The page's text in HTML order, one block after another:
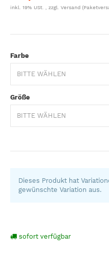
inkl. 19% USt. , zzgl. Versand
Farbe
BITTE WÄHLEN
Größe
BITTE WÄHLEN
Dieses Produkt hat
gewünschte Variation aus.
sofort verfügbar